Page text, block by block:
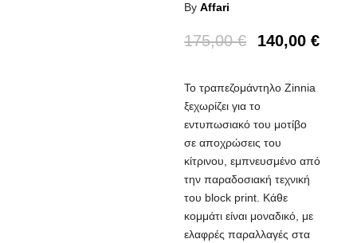
ByAffari
175,00€ 140,00€
Το τραπεζομάντηλο Zinnia
ξεχωρίζει για το
εντυπωσιακό του μοτίβο
σε αποχρώσεις του
κίτρινου, εμπνευσμένο από
την παραδοσιακή τεχνική
του block print. Κάθε
κομμάτι είναι μοναδικό, με
ελαφρές παραλλαγές στα